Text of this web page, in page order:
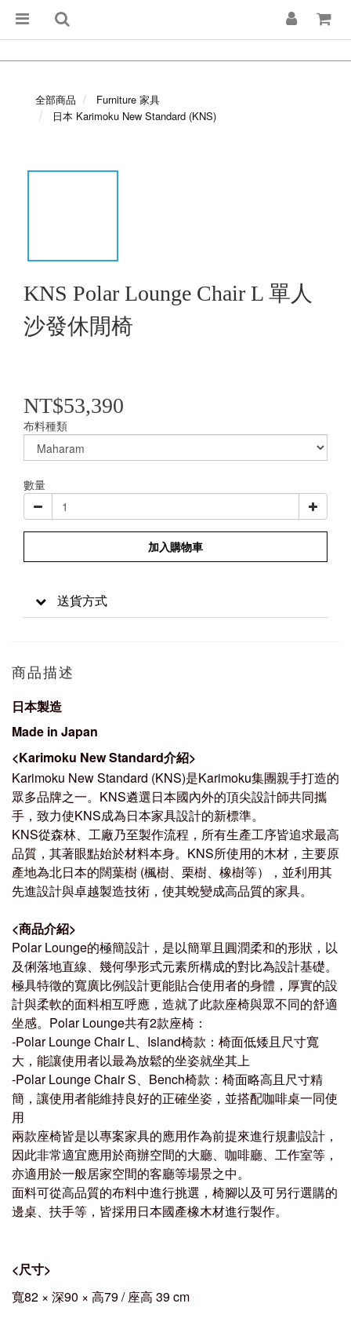
全部商品
Furniture 家具
日本 Karimoku New Standard (KNS)
KNS Polar Lounge Chair L 單人
沙發休閒椅
NT$53,390
布料種類
數量
加入購物車
送貨方式
商品描述
日本製造
Made in Japan
<Karimoku New Standard介紹>
Karimoku New Standard (KNS)是Karimoku集團親手打造的
眾多品牌之一。KNS遴選日本國內外的頂尖設計師共同攜
手，致力使KNS成為日本家具設計的新標準。
KNS從森林、工廠乃至製作流程，所有生產工序皆追求最高
品質，其著眼點始於材料本身。KNS所使用的木材，主要原
產地為北日本的闊葉樹 (楓樹、栗樹、橡樹等），並利用其
先進設計與卓越製造技術，使其蛻變成高品質的家具。
<商品介紹>
Polar Lounge的極簡設計，是以簡單且圓潤柔和的形狀，以
及俐落地直線、幾何學形式元素所構成的對比為設計基礎。
極具特徵的寬廣比例設計更能貼合使用者的身體，厚實的設
計與柔軟的面料相互呼應，造就了此款座椅與眾不同的舒適
坐感。Polar Lounge共有2款座椅：
-Polar Lounge Chair L、Island椅款： 椅面低矮且尺寸寬
大，能讓使用者以最為放鬆的坐姿就坐其上
-Polar Lounge Chair S、Bench椅款： 椅面略高且尺寸精
簡，讓使用者能維持良好的正確坐姿，並搭配咖啡桌一同使
用
兩款座椅皆是以專案家具的應用作為前提來進行規劃設計，
因此非常適宜應用於商辦空間的大廳、咖啡廳、工作室等，
亦適用於一般居家空間的客廳等場景之中。
面料可從高品質的布料中進行挑選，椅腳以及可另行選購的
邊桌、扶手等，皆採用日本國產橡木材進行製作。
<尺寸>
寬82 × 深90 × 高79 / 座高 39 cm